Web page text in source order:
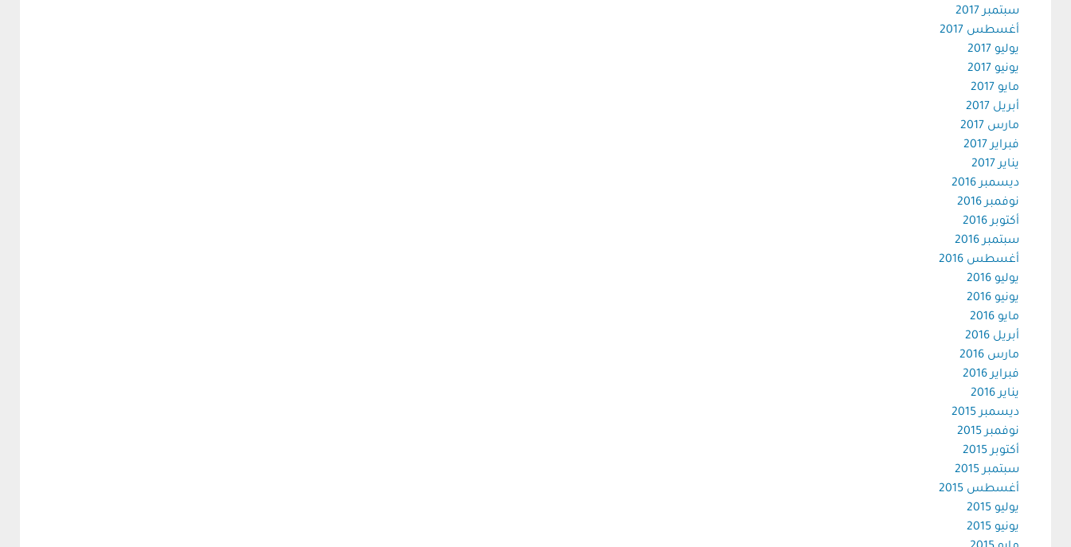
سبتمبر 2017
أغسطس 2017
يوليو 2017
يونيو 2017
مايو 2017
أبريل 2017
مارس 2017
فبراير 2017
يناير 2017
ديسمبر 2016
نوفمبر 2016
أكتوبر 2016
سبتمبر 2016
أغسطس 2016
يوليو 2016
يونيو 2016
مايو 2016
أبريل 2016
مارس 2016
فبراير 2016
يناير 2016
ديسمبر 2015
نوفمبر 2015
أكتوبر 2015
سبتمبر 2015
أغسطس 2015
يوليو 2015
يونيو 2015